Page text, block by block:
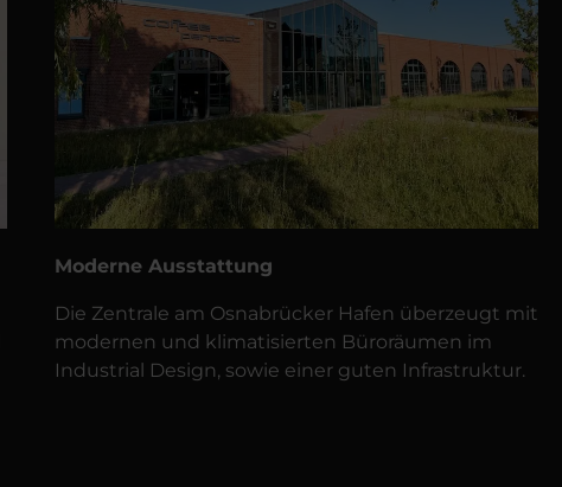
Moderne Ausstattung
Die Zentrale am Osnabrücker Hafen überzeugt mit
modernen und klimatisierten Büroräumen im
Industrial Design, sowie einer guten Infrastruktur.